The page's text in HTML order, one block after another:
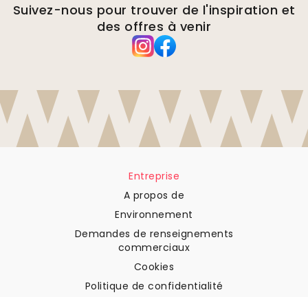
Suivez-nous pour trouver de l'inspiration et
des offres à venir
Entreprise
A propos de
Environnement
Demandes de renseignements
commerciaux
Cookies
Politique de confidentialité